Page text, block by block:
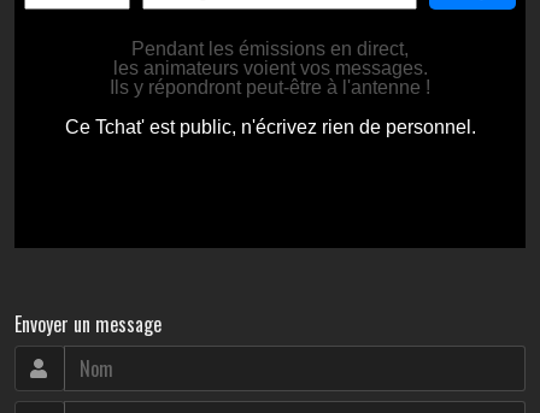
Envoyer un message